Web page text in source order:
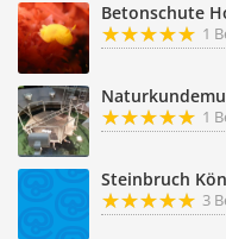
Betonschute
1
1
Steinbruch
3